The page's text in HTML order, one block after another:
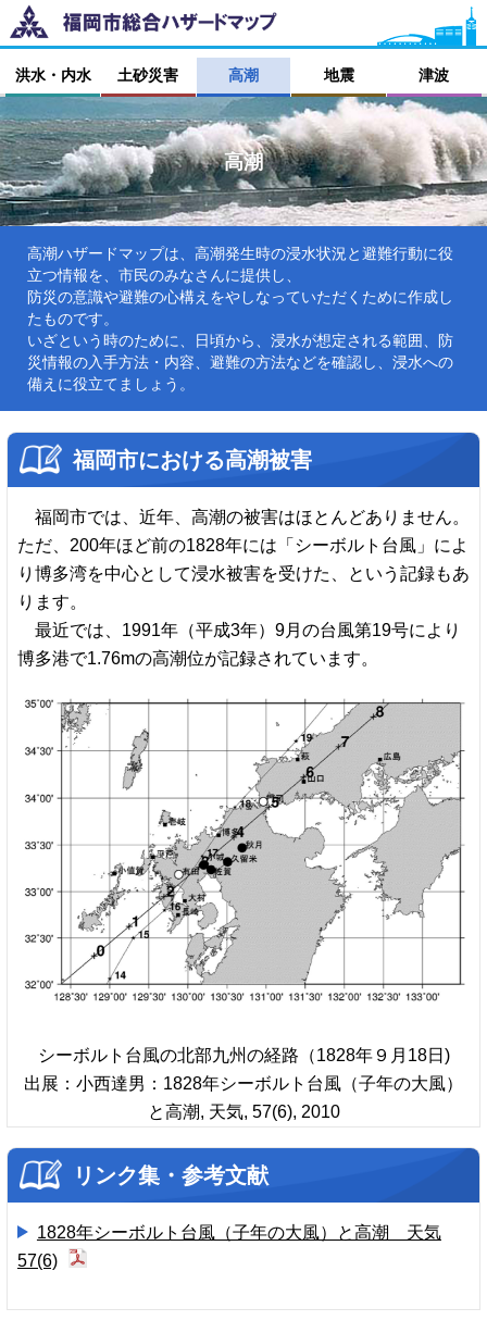
洪水・内水 土砂災害 高潮 地震 津波
高潮
高潮ハザードマップは、高潮発生時の浸水状況と避難行動に役
立つ情報を、市民のみなさんに提供し、
防災の意識や避難の心構えをやしなっていただくために作成し
たものです。
いざという時のために、日頃から、浸水が想定される範囲、防
災情報の入手方法・内容、避難の方法などを確認し、浸水への
備えに役立てましょう。
福岡市における高潮被害
福岡市では、近年、高潮の被害はほとんどありません。
ただ、200年ほど前の1828年には「シーボルト台風」によ
り博多湾を中心として浸水被害を受けた、という記録もあ
ります。
最近では、1991年（平成3年）9月の台風第19号により
博多港で1.76mの高潮位が記録されています。
シーボルト台風の北部九州の経路（1828年９月18日)
出展：小西達男：1828年シーボルト台風（子年の大風）
と高潮, 天気, 57(6), 2010
リンク集・参考文献
1828年シーボルト台風（子年の大風）と高潮 天気
57(6)